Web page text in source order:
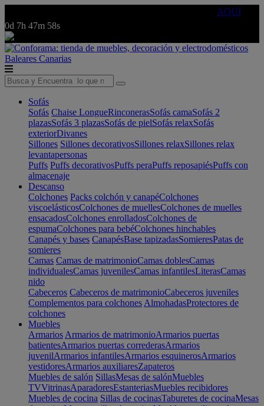
AQUÍ
0d 7h 47m 58s
Baleares Canarias
Sofás
Sofás Chaise LongueRinconerasSofás camaSofás 2
plazasSofás 3 plazasSofás de pielSofás relaxSofás
exteriorDivanes
Sillones Sillones decorativosSillones relaxSillones relax
levantapersonas
Puffs Puffs decorativosPuffs peraPuffs reposapiésPuffs con
almacenaje
Descanso
Colchones Packs colchón y canapéColchones
viscoelásticosColchones de muellesColchones de muelles
ensacadosColchones enrolladosColchones de
espumaColchones para bebéColchones hinchables
Canapés y bases CanapésBase tapizadasSomieresPatas de
somieres
Camas Camas de matrimonioCamas doblesCamas
individualesCamas juvenilesCamas infantilesLiterasCamas
nido
Cabeceros Cabeceros de matrimonioCabeceros juveniles
Complementos para colchones AlmohadasProtectores de
colchones
Muebles
Armarios Armarios de matrimonioArmarios puertas
batientesArmarios puertas correderasArmarios
juvenilArmarios infantilesArmarios esquinerosArmarios
vestidoresArmarios auxiliaresZapateros
Muebles de salón SillasMesas de salónMuebles
TVVitrinasAparadoresEstanteriasMuebles recibidores
Muebles de cocina Sillas de cocinasTaburetes de cocinaMesas